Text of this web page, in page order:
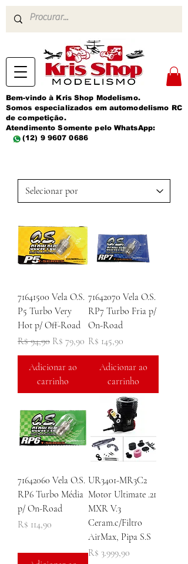
Bem-vindo à Kris Shop Modelismo.
Somos especializados em automodelismo RC
de competição.
Atendimento Somente pelo WhatsApp:
(12) 9 9607 0686
71641500 Vela O.S.
P5 Turbo Very
Hot p/ Off-Road
Preço normal
R$ 94,90 Preço promocional
R$ 79,90
Adicionar ao
carrinho
71642070 Vela O.S.
RP7 Turbo Fria p/
On-Road
Preço
R$ 145,90
Adicionar ao
carrinho
71642060 Vela O.S.
RP6 Turbo Média
p/ On-Road
Preço
R$ 114,90
UR3401-MR3C2
Motor Ultimate .21
MXR V.3
Ceram.c/Filtro
AirMax, Pipa S.S
Preço
R$ 3.999,90